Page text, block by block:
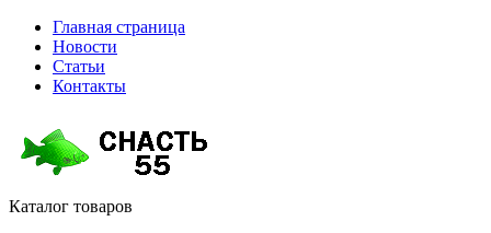
Главная страница
Новости
Статьи
Контакты
Каталог товаров